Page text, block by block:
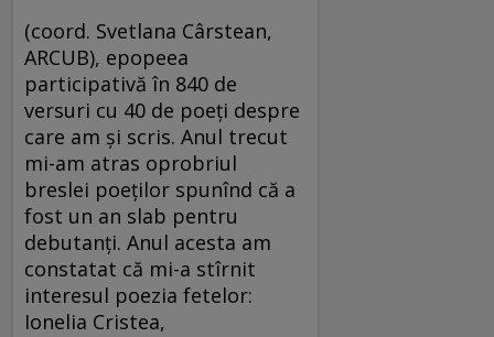
(coord. Svetlana Cârstean,
ARCUB), epopeea
participativă în 840 de
versuri cu 40 de poeţi despre
care am şi scris. Anul trecut
mi-am atras oprobriul
breslei poeţilor spunînd că a
fost un an slab pentru
debutanţi. Anul acesta am
constatat că mi-a stîrnit
interesul poezia fetelor:
Ionelia Cristea,